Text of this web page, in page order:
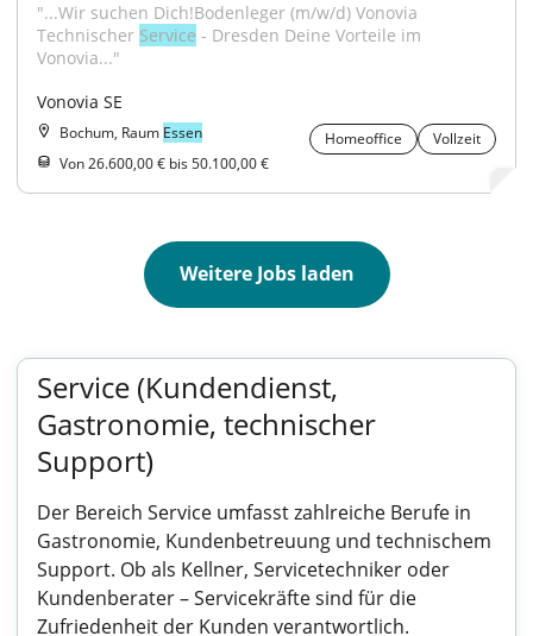
"...​Wir suchen Dich!Bodenleger (m/w/d) Vonovia
Technischer Service - Dresden Deine Vorteile im
Vonovia..."
Vonovia SE
Bochum, Raum Essen Homeoffice
Vollzeit
Von 26.600,00 € bis 50.100,00 €
Weitere Jobs laden
Service (Kundendienst,
Gastronomie, technischer
Support)
Der Bereich Service umfasst zahlreiche Berufe in
Gastronomie, Kundenbetreuung und technischem
Support. Ob als Kellner, Servicetechniker oder
Kundenberater – Servicekräfte sind für die
Zufriedenheit der Kunden verantwortlich.